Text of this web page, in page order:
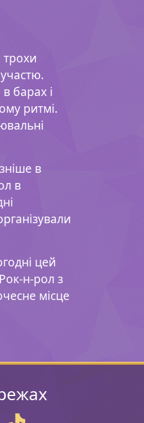
трохи
барах і
ритмі.
в
в
цей
н-рол з
місце